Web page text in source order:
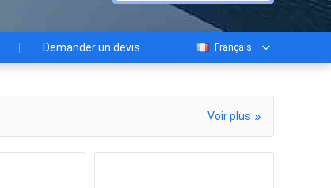
Demander un devis Français
Voir plus »